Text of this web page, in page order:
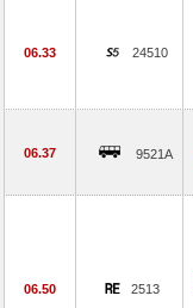
06.33 24510
06.37 9521A
06.50 2513